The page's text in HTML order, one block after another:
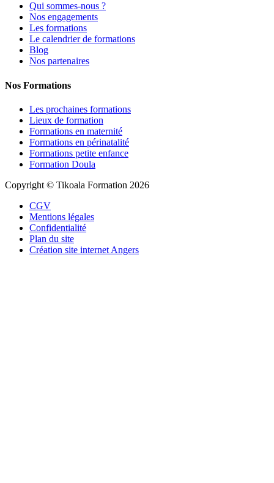
Qui sommes-nous ?
Nos engagements
Les formations
Le calendrier de formations
Blog
Nos partenaires
Nos Formations
Les prochaines formations
Lieux de formation
Formations en maternité
Formations en périnatalité
Formations petite enfance
Formation Doula
Copyright © Tikoala Formation 2026
CGV
Mentions légales
Confidentialité
Plan du site
Création site internet Angers